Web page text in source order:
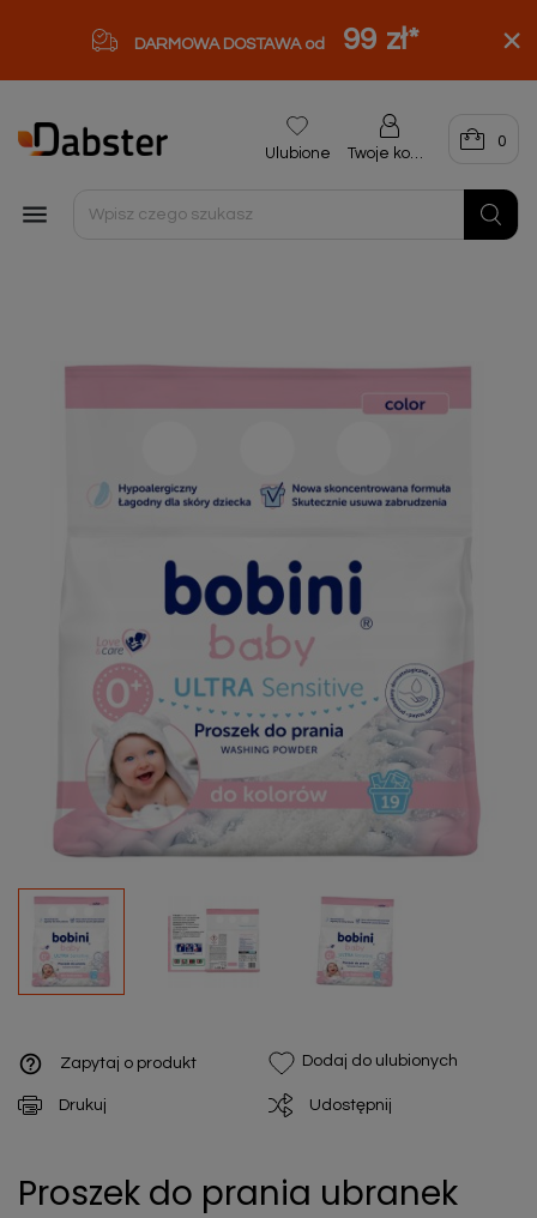
DARMOWA DOSTAWA od 99 zł*

Ulubione Twoje konto
0
help_outline Zapytaj o produkt Dodaj do ulubionych
Drukuj Udostępnij
Proszek do prania ubranek